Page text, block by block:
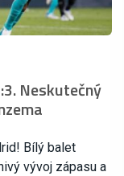
Neskutečný
Bílý balet
vývoj zápasu a